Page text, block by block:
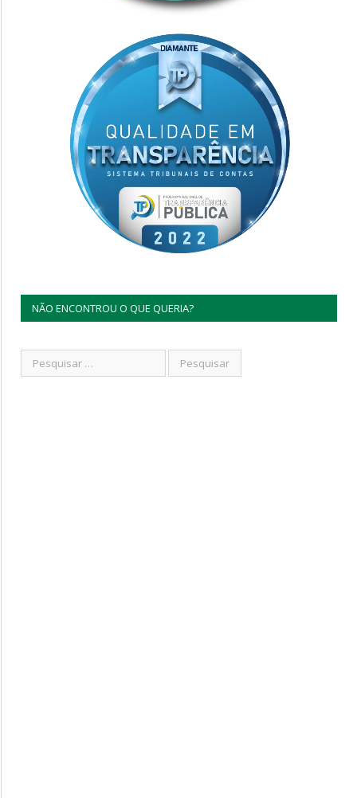
NÃO ENCONTROU O QUE QUERIA?